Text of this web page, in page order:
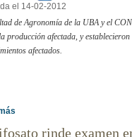
el 14-02-2012
de Agronomía de la UBA y el
producción afectada, y
afectados.
rinde examen